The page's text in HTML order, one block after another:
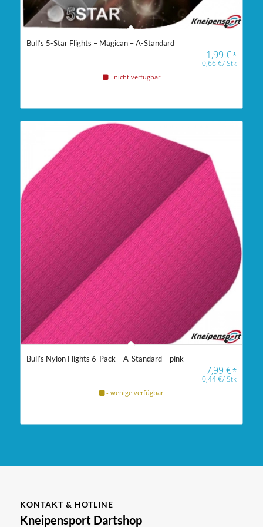
Bull’s 5-Star Flights – Magican – A-Standard
1,99€*
0,66€/Stk
- nicht verfügbar
Bull’s Nylon Flights 6-Pack – A-Standard – pink
7,99€*
0,44€/Stk
- wenige verfügbar
KONTAKT & HOTLINE
Kneipensport Dartshop